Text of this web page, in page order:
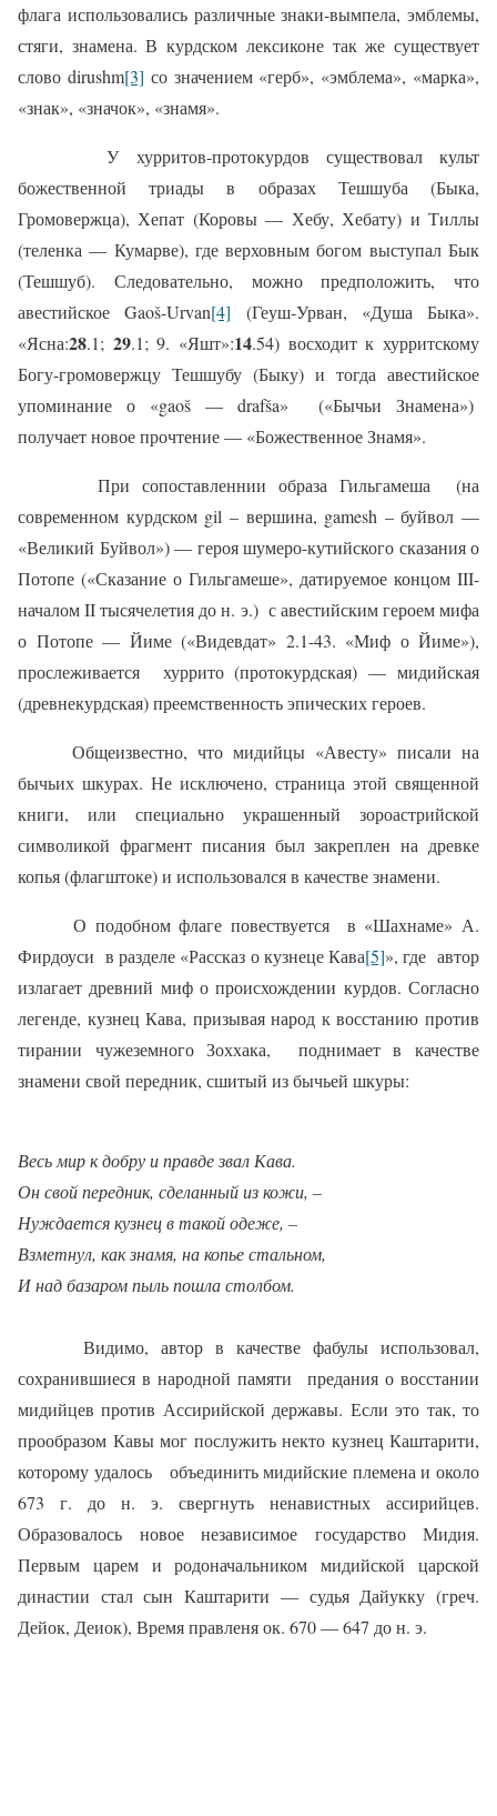
флага использовались различные знаки-вымпела, эмблемы,
стяги, знамена. В курдском лексиконе так же существует
слово dirushm[3] со значением «герб», «эмблема», «марка»,
«знак», «значок», «знамя».
У хурритов-протокурдов существовал культ
божественной триады в образах Тешшуба (Быка,
Громовержца), Хепат (Коровы — Хебу, Хебату) и Тиллы
(теленка — Кумарве), где верховным богом выступал Бык
(Тешшуб). Следовательно, можно предположить, что
авестийскоеGaoš-Urvan[4] (Геуш-Урван, «Душа Быка».
«Ясна:28.1; 29.1; 9. «Яшт»:14.54) восходит к хурритскому
Богу-громовержцу Тешшубу (Быку) и тогда авестийское
упоминание о «gaoš — drafša»
(«Бычьи Знамена»)
получает новое прочтение — «Божественное Знамя».
При сопоставленнии образа Гильгамеша
(на
современном курдском gil – вершина, gamesh – буйвол —
«Великий Буйвол») — героя шумеро-кутийского сказания о
Потопе («Сказание о Гильгамеше», датируемое концом III-
началомIIтысячелетия до н. э.) с авестийским героем мифа
о Потопе — Йиме («Видевдат» 2.1-43. «Миф о Йиме»),
прослеживается
хуррито (протокурдская) — мидийская
(древнекурдская) преемственность эпических героев.
Общеизвестно, что мидийцы «Авесту» писали на
бычьих шкурах. Не исключено, страница этой священной
книги, или специально украшенный зороастрийской
символикой фрагмент писания был закреплен на древке
копья (флагштоке) и использовался в качестве знамени.
О подобном флаге повествуется
в «Шахнаме» А.
Фирдоуси в разделе «Рассказ о кузнеце Кава[5]», где автор
излагает древний миф о происхождении курдов. Согласно
легенде, кузнец Кава, призывая народ к восстанию против
тирании чужеземного Зоххака,
поднимает в качестве
знамени свой передник, сшитый из бычьей шкуры:
Весь мир к добру и правде звал Кава.
Он свой передник, сделанный из кожи, –
Нуждается кузнец в такой одеже, –
Взметнул, как знамя, на копье стальном,
И над базаром пыль пошла столбом.
Видимо, автор в качестве фабулы использовал,
сохранившиеся в народной памяти
предания о восстании
мидийцев против Ассирийской державы. Если это так, то
прообразом Кавы мог послужить некто кузнец Каштарити,
которому удалось
объединить мидийские племена и около
673 г. до н. э. свергнуть ненавистных ассирийцев.
Образовалось новое независимое государство Мидия.
Первым царем и родоначальником мидийской царской
династии стал сын Каштарити — судья Дайукку (греч.
Дейок, Деиок), Время правленя ок. 670 — 647 до н. э.